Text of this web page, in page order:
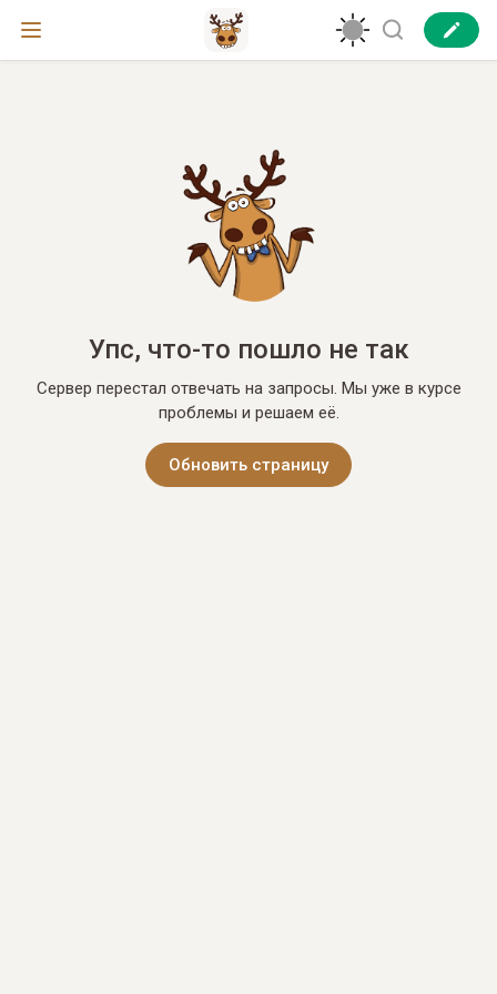
Упс, что-то пошло не так
Сервер перестал отвечать на запросы. Мы уже в курсе
проблемы и решаем её.
Обновить страницу